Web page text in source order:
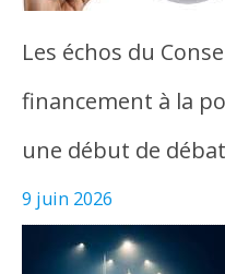
Les échos du
financement à la
une début de
9 juin 2026